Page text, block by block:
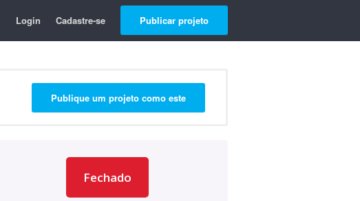
Login Cadastre-se Publicar projeto
Publique um projeto como este
Fechado